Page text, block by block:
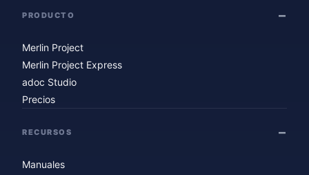
PRODUCTO
Merlin Project
Merlin Project Express
adoc Studio
Precios
RECURSOS
Manuales